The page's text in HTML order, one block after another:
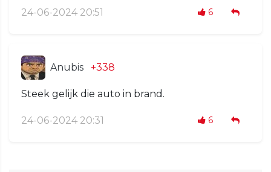
24-06-2024 20:51 6
Anubis +338
Steek gelijk die auto in brand.
24-06-2024 20:31 6